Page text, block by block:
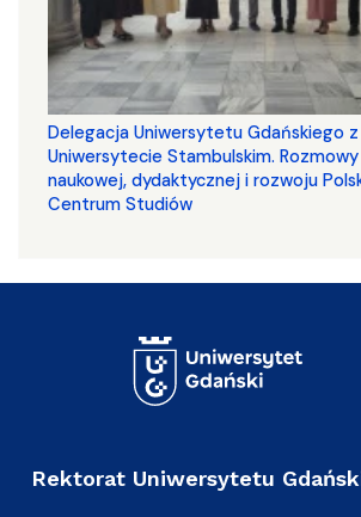
Delegacja Uniwersytetu Gdańskiego
Uniwersytecie Stambulskim.
naukowej, dydaktycznej i rozwoju
Centrum Studiów
Rektorat Uniwersytetu